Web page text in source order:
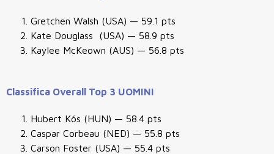
Gretchen Walsh (USA) — 59.1 pts
Kate Douglass (USA) — 58.9 pts
Kaylee McKeown (AUS) — 56.8 pts
Classifica Overall Top 3 UOMINI
Hubert Kós (HUN) — 58.4 pts
Caspar Corbeau (NED) — 55.8 pts
Carson Foster (USA) — 55.4 pts